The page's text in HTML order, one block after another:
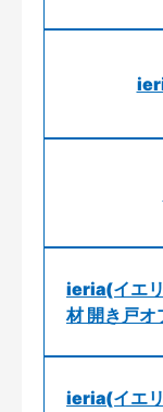
ieria(イエ
材 開き戸オ
ieria(イエ